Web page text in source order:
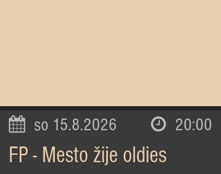
so 15.8.2026 20:00
FP - Mesto žije oldies